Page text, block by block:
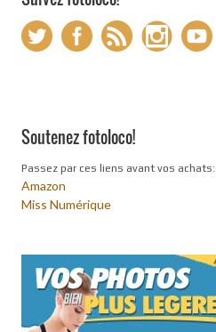
Soutenez fotoloco!
Passez par ces liens avant vos achats:
Amazon
Miss Numérique